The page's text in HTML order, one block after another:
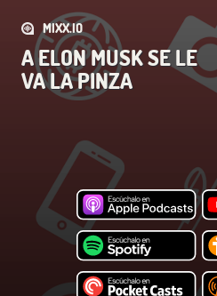
MIXX.IO
A ELON MUSK SE LE
VA LA PINZA